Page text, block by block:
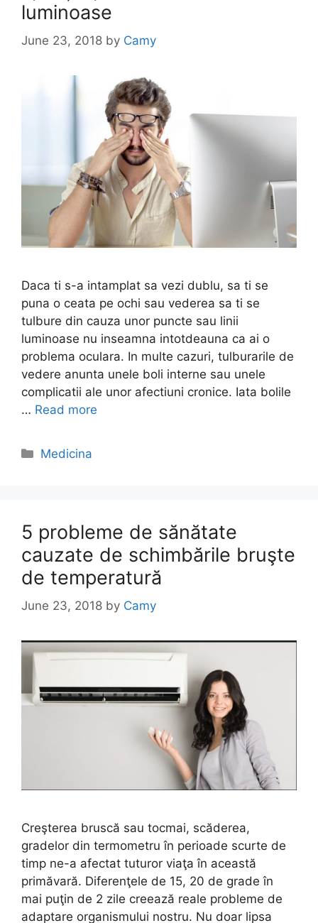
luminoase
June 23, 2018 by Camy
Daca ti s-a intamplat sa vezi dublu, sa ti se
puna o ceata pe ochi sau vederea sa ti se
tulbure din cauza unor puncte sau linii
luminoase nu inseamna intotdeauna ca ai o
problema oculara. In multe cazuri, tulburarile de
vedere anunta unele boli interne sau unele
complicatii ale unor afectiuni cronice. Iata bolile
… Read more
Categories
Medicina
5 probleme de sănătate
cauzate de schimbările bruşte
de temperatură
June 23, 2018 by Camy
Creşterea bruscă sau tocmai, scăderea,
gradelor din termometru în perioade scurte de
timp ne-a afectat tuturor viaţa în această
primăvară. Diferenţele de 15, 20 de grade în
mai puţin de 2 zile creează reale probleme de
adaptare organismului nostru. Nu doar lipsa